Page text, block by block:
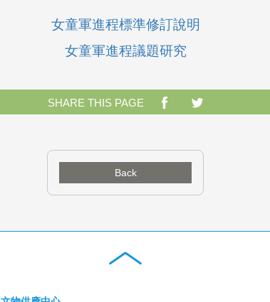
女童軍進程標準修訂說明
女童軍進程議題研究
SHARE THIS PAGE
Back